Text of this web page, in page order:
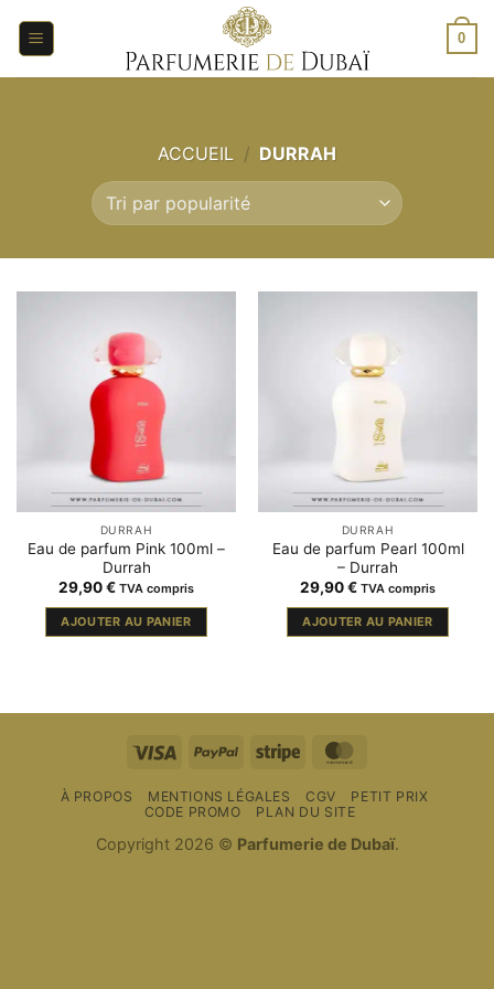
0
ACCUEIL / DURRAH
DURRAH
Eau de parfum Pink 100ml –
Durrah
29,90€ TVA compris
AJOUTER AU PANIER
DURRAH
Eau de parfum Pearl 100ml
– Durrah
29,90€ TVA compris
AJOUTER AU PANIER
Visa PayPal Rayure
À PROPOS MENTIONS LÉGALES CGV
PETIT PRIX
CODE PROMO
PLAN DU SITE
Copyright 2026 © Parfumerie de Dubaï.